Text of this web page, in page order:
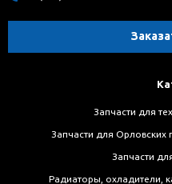
Запчасти для
Запчасти для Орловских
Запчасти
Радиаторы, охладители,